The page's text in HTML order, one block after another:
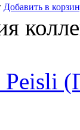
Добавить в